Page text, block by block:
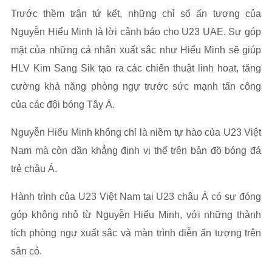
Trước thềm trận tứ kết, những chỉ số ấn tượng của
Nguyễn Hiểu Minh là lời cảnh báo cho U23 UAE. Sự góp
mặt của những cá nhân xuất sắc như Hiểu Minh sẽ giúp
HLV Kim Sang Sik tạo ra các chiến thuật linh hoạt, tăng
cường khả năng phòng ngự trước sức mạnh tấn công
của các đội bóng Tây Á.
Nguyễn Hiểu Minh không chỉ là niềm tự hào của U23 Việt
Nam mà còn dần khẳng định vị thế trên bản đồ bóng đá
trẻ châu Á.
Hành trình của U23 Việt Nam tại U23 châu Á có sự đóng
góp không nhỏ từ Nguyễn Hiểu Minh, với những thành
tích phòng ngự xuất sắc và màn trình diễn ấn tượng trên
sân cỏ.